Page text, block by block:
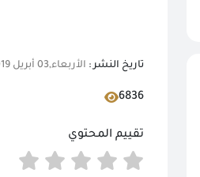
تاريخ النشر : الأربعاء,03 أبريل 2019 12:13 م
6836
تقييم المحتوي